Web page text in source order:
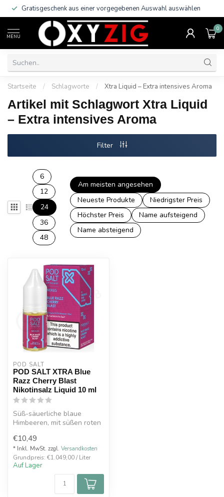
Gratisgeschenk aus einer vorgegebenen Auswahl auswählen
MENU
0
Startseite / Schlagworte / Xtra Liquid – Extra intensives Aroma
Artikel mit Schlagwort Xtra Liquid
– Extra intensives Aroma
Filter
6
12
24
36
48
Am meisten angesehen
Neueste Produkte
Niedrigster Preis
Höchster Preis
Name aufsteigend
Name absteigend
POD SALT
POD SALT XTRA Blue
Razz Cherry Blast
Nikotinsalz Liquid 10 ml
Süß-säuerliche blaue
Himbeeren, mit süßen roten
€10,49
* Inkl. MwSt. zzgl. Versandkosten
Grundpreis: €1.049,00 / Liter
Auf Lager